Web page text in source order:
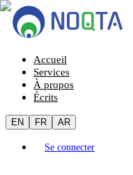
Accueil
Services
À propos
Écrits
EN FR AR
Se connecter